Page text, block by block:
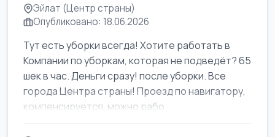
Эйлат (Центр страны)
Опубликовано: 18.06.2026
Тут есть уборки всегда! Хотите работать в
Компании по уборкам, которая не подведёт? 65
шек в час. Деньги сразу! после уборки. Все
города Центра страны! Проезд по навигатору,
компенсируется. можно рабо...